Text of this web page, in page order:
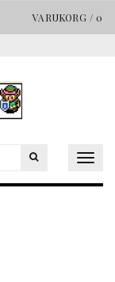
VARUKORG / 0